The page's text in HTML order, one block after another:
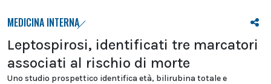
MEDICINA INTERNA
Leptospirosi, identificati tre marcatori
associati al rischio di morte
Uno studio prospettico identifica età, bilirubina totale e